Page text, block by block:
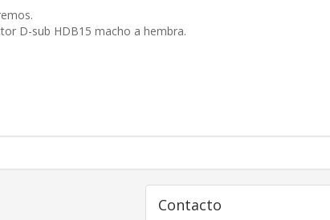
D-sub HDB15 macho a hembra.
Contacto